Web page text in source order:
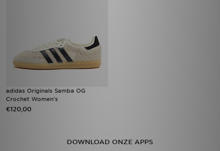
adidas Originals Samba OG
Crochet Women's
€120,00
DOWNLOAD ONZE APPS